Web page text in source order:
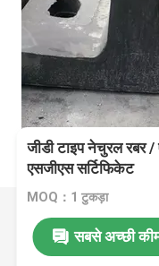
जीडी टाइप नेचुरल रबर
एसजीएस सर्टिफिकेट
MOQ：1 टुकड़ा
सबसे अच्छी